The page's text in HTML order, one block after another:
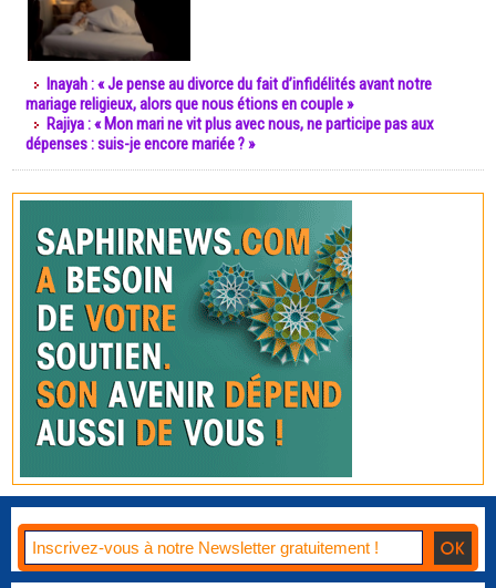
Inayah : « Je pense au divorce du fait d’infidélités avant notre
mariage religieux, alors que nous étions en couple »
Rajiya : « Mon mari ne vit plus avec nous, ne participe pas aux
dépenses : suis-je encore mariée ? »